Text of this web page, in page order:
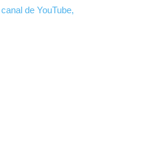
canal de YouTube,